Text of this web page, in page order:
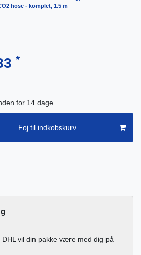
hose - komplet, 1.5 m
*
for 14 dage.
Foj til indkobskurv
vil din pakke være med dig på